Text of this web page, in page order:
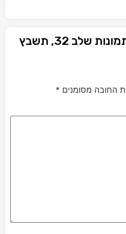
שלב 32, תשבץ
החובה מסומנים *